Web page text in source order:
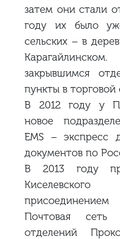
затем они стали
году их было
сельских – в
закрывшимся
пункты в торговой
В 2012 году у
новое
EMS – экспресс
документов по
В 2013 году
Почтовая сеть
отделений